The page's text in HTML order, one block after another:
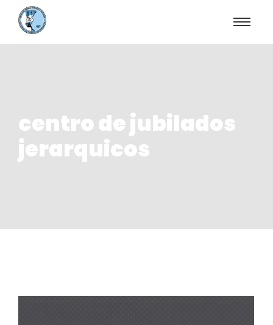
centro de jubilados
jerarquicos